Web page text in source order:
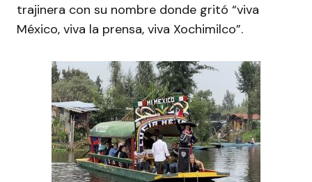
trajinera con su nombre donde gritó “viva
México, viva la prensa, viva Xochimilco”.